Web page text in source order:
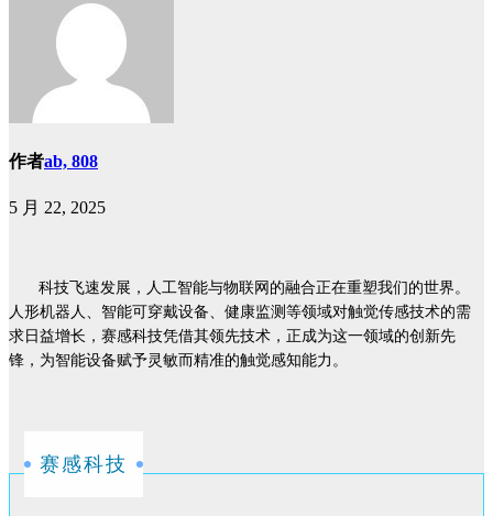
作者ab, 808
5 月 22, 2025
科技飞速发展，人工智能与物联网的融合正在重塑我们的世界。
人形机器人、智能可穿戴设备、健康监测等领域对触觉传感技术的需
求日益增长，赛感科技凭借其领先技术，正成为这一领域的创新先
锋，为智能设备赋予灵敏而精准的触觉感知能力。
赛感科技